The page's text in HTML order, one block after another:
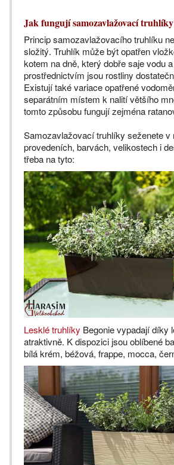
Jak fungují samozavlažovací
Princip samozavlažovacího truhlíku
složitý. Truhlík může být opatřen
kotem na dně, který dobře saje vodu
prostřednictvím jsou rostliny
Existují také variace opatřené
separátním místem k nalití většího
tomto způsobu fungují zejména
Samozavlažovací truhlíky seženete v
provedeních, barvách, velikostech i
třeba na tyto:
Lesklé truhlíky Begonie vypadají díky
atraktivně. K dispozici jsou oblíbené
bílá krém, béžová, frappe, mocca,